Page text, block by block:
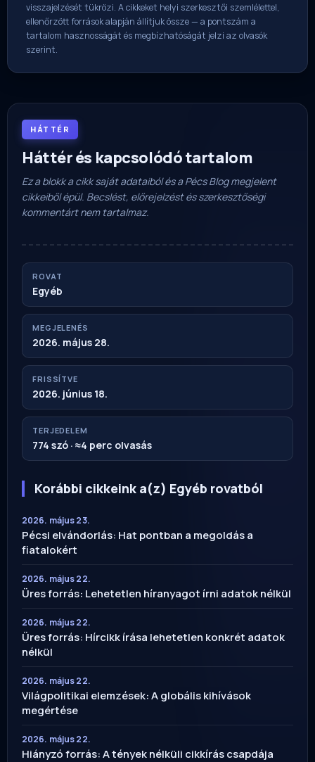
visszajelzését tükrözi. A cikkeket helyi szerkesztői szemlélettel,
ellenőrzött források alapján állítjuk össze — a pontszám a
tartalom hasznosságát és megbízhatóságát jelzi az olvasók
szerint.
HÁTTÉR
Háttér és kapcsolódó tartalom
Ez a blokk a cikk saját adataiból és a Pécs Blog megjelent
cikkeiből épül. Becslést, előrejelzést és szerkesztőségi
kommentárt nem tartalmaz.
ROVAT
Egyéb
MEGJELENÉS
2026. május 28.
FRISSÍTVE
2026. június 18.
TERJEDELEM
774 szó · ≈4 perc olvasás
Korábbi cikkeink a(z) Egyéb rovatból
2026. május 23.
Pécsi elvándorlás: Hat pontban a megoldás a
fiatalokért
2026. május 22.
Üres forrás: Lehetetlen híranyagot írni adatok nélkül
2026. május 22.
Üres forrás: Hírcikk írása lehetetlen konkrét adatok
nélkül
2026. május 22.
Világpolitikai elemzések: A globális kihívások
megértése
2026. május 22.
Hiányzó forrás: A tények nélküli cikkírás csapdája